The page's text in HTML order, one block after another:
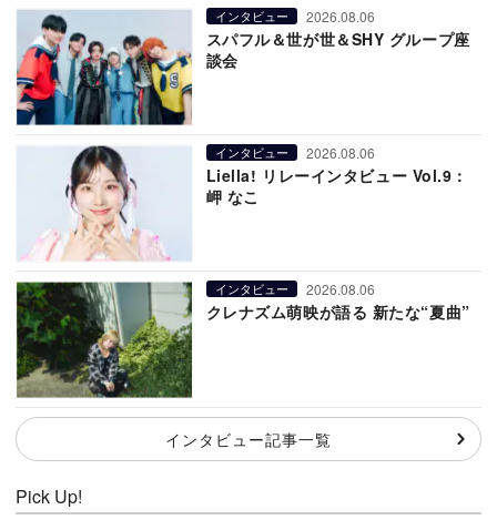
インタビュー 2026.08.06
スパフル＆世が世＆SHY グループ座
談会
インタビュー 2026.08.06
Liella! リレーインタビュー Vol.9：
岬 なこ
インタビュー 2026.08.06
クレナズム萌映が語る 新たな“夏曲”
インタビュー記事一覧
Pick Up!